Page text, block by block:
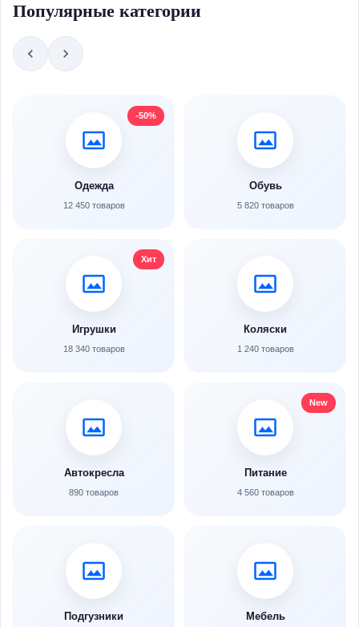
Популярные категории
-50%
Одежда
12 450 товаров
Обувь
5 820 товаров
Хит
Игрушки
18 340 товаров
Коляски
1 240 товаров
Автокресла
890 товаров
New
Питание
4 560 товаров
Подгузники Мебель